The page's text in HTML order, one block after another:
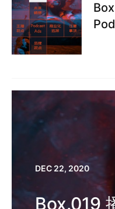
DEC 22, 2020
Box.019